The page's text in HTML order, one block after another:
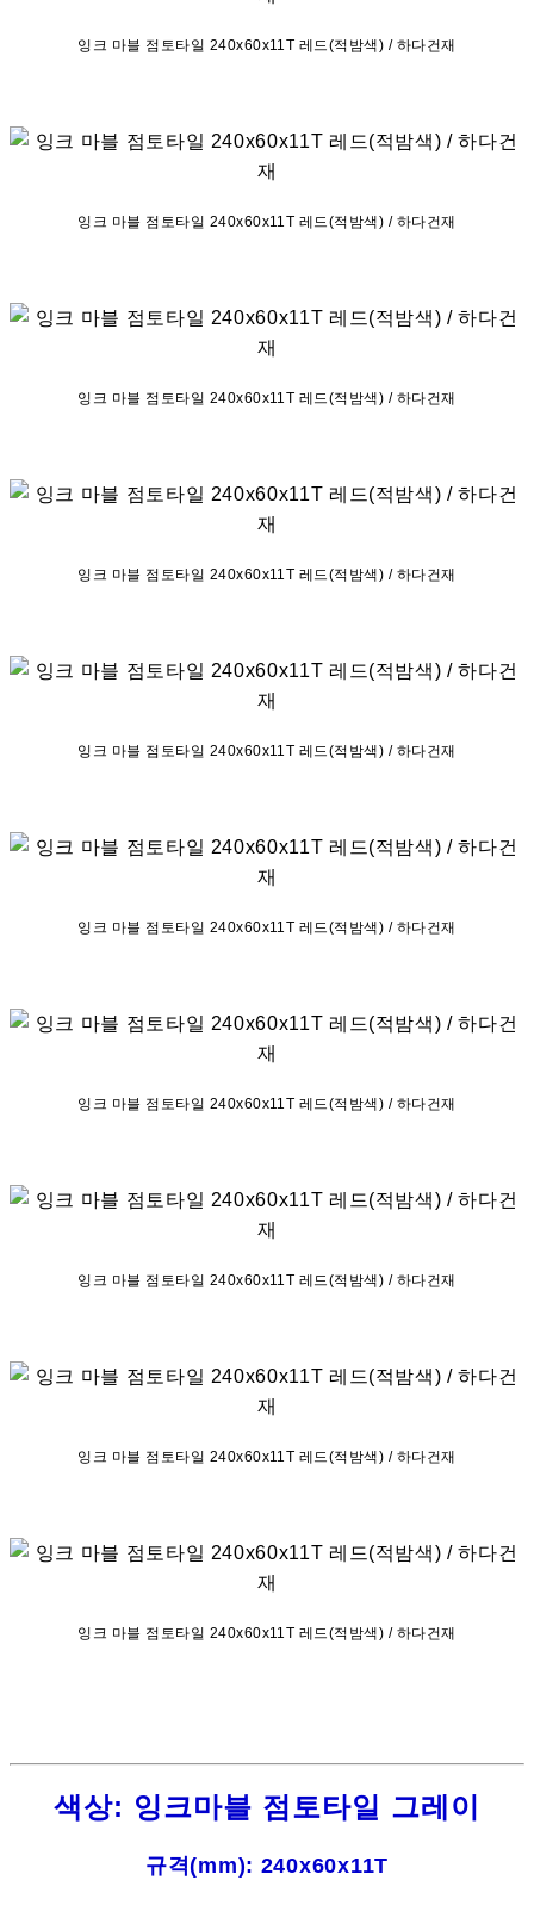
잉크 마블 점토타일 240x60x11T 레드(적밤색) / 하다건재
잉크 마블 점토타일 240x60x11T 레드(적밤색) / 하다건재
잉크 마블 점토타일 240x60x11T 레드(적밤색) / 하다건재
잉크 마블 점토타일 240x60x11T 레드(적밤색) / 하다건재
잉크 마블 점토타일 240x60x11T 레드(적밤색) / 하다건재
잉크 마블 점토타일 240x60x11T 레드(적밤색) / 하다건재
잉크 마블 점토타일 240x60x11T 레드(적밤색) / 하다건재
잉크 마블 점토타일 240x60x11T 레드(적밤색) / 하다건재
잉크 마블 점토타일 240x60x11T 레드(적밤색) / 하다건재
잉크 마블 점토타일 240x60x11T 레드(적밤색) / 하다건재
색상: 잉크마블 점토타일 그레이
규격(mm): 240x60x11T